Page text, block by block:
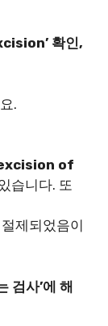
확인,
.
of
습니다. 또
제되었음이
검사’에 해